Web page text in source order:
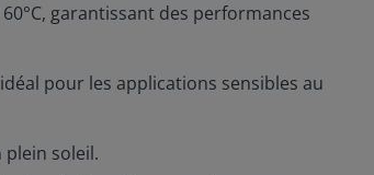
garantissant des performances
pour les applications sensibles au
plein soleil.